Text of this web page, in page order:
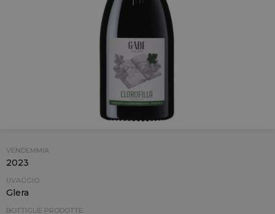
VENDEMMIA:
2023
UVAGGIO:
Glera
BOTTIGLIE PRODOTTE: